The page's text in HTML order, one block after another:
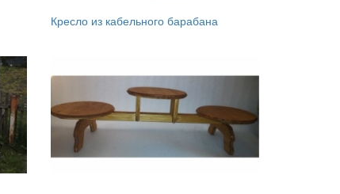
Кресло из кабельного барабана